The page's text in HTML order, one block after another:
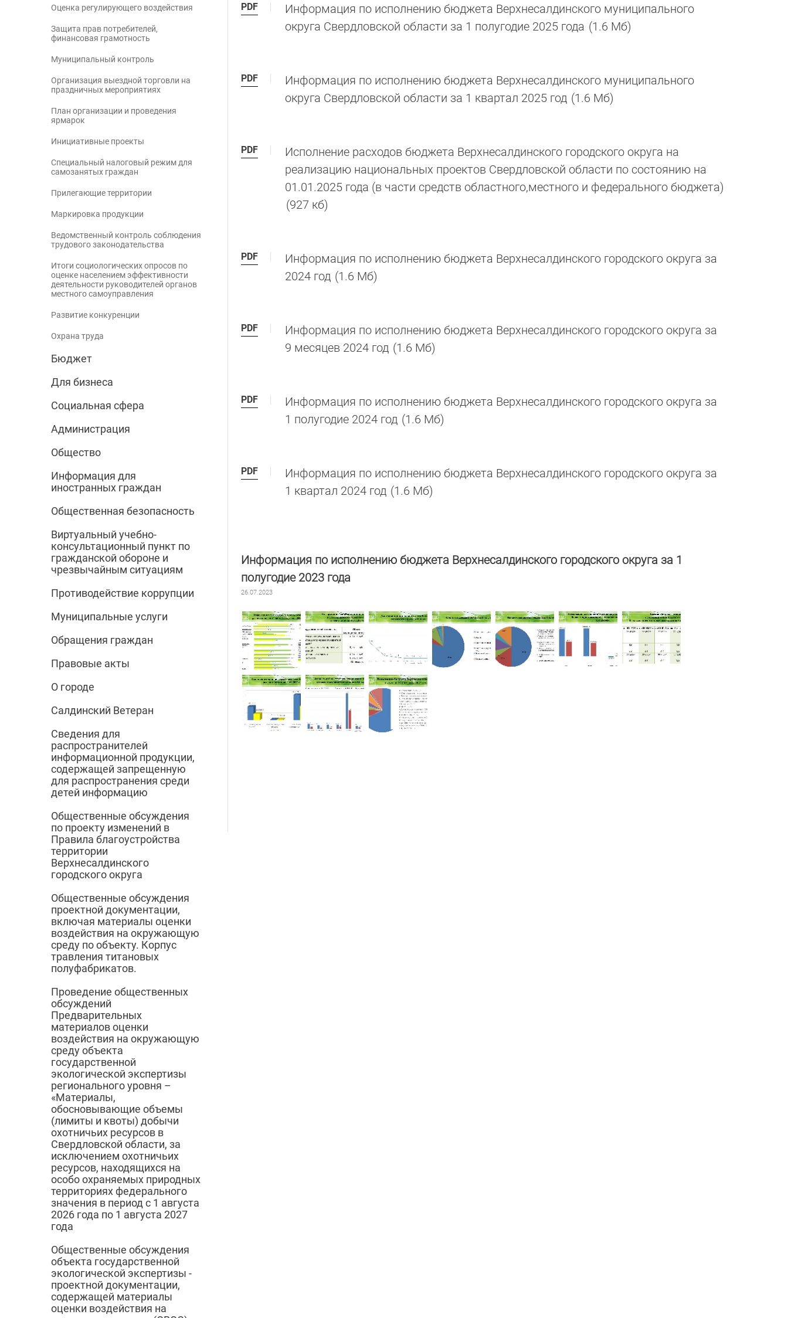
Оценка регулирующего воздействия
Защита прав потребителей,
финансовая грамотность
Муниципальный контроль
Организация выездной торговли на
праздничных мероприятиях
План организации и проведения
ярмарок
Инициативные проекты
Специальный налоговый режим для
самозанятых граждан
Прилегающие территории
Маркировка продукции
Ведомственный контроль соблюдения
трудового законодательства
Итоги социологических опросов по
оценке населением эффективности
деятельности руководителей органов
местного самоуправления
Развитие конкуренции
Охрана труда
Бюджет
Для бизнеса
Социальная сфера
Администрация
Общество
Информация для
иностранных граждан
Общественная безопасность
Виртуальный учебно-
консультационный пункт по
гражданской обороне и
чрезвычайным ситуациям
Противодействие коррупции
Муниципальные услуги
Обращения граждан
Правовые акты
О городе
Салдинский Ветеран
Сведения для
распространителей
информационной продукции,
содержащей запрещенную
для распространения среди
детей информацию
Общественные обсуждения
по проекту изменений в
Правила благоустройства
территории
Верхнесалдинского
городского округа
Общественные обсуждения
проектной документации,
включая материалы оценки
воздействия на окружающую
среду по объекту. Корпус
травления титановых
полуфабрикатов.
Проведение общественных
обсуждений
Предварительных
материалов оценки
воздействия на окружающую
среду объекта
государственной
экологической экспертизы
регионального уровня –
«Материалы,
обосновывающие объемы
(лимиты и квоты) добычи
охотничьих ресурсов в
Свердловской области, за
исключением охотничьих
ресурсов, находящихся на
особо охраняемых природных
территориях федерального
значения в период с 1 августа
2026 года по 1 августа 2027
года
Общественные обсуждения
объекта государственной
экологической экспертизы -
проектной документации,
содержащей материалы
оценки воздействия на
PDF
Информация по исполнению бюджета Верхнесалдинского муниципального
округа Свердловской области за 1 полугодие 2025 года (1.6 Мб)
PDF
Информация по исполнению бюджета Верхнесалдинского муниципального
округа Свердловской области за 1 квартал 2025 год (1.6 Мб)
PDF
Исполнение расходов бюджета Верхнесалдинского городского округа на
реализацию национальных проектов Свердловской области по состоянию на
01.01.2025 года (в части средств областного,местного и федерального бюджета)
(927 кб)
PDF
Информация по исполнению бюджета Верхнесалдинского городского округа за
2024 год (1.6 Мб)
PDF
Информация по исполнению бюджета Верхнесалдинского городского округа за
9 месяцев 2024 год (1.6 Мб)
PDF
Информация по исполнению бюджета Верхнесалдинского городского округа за
1 полугодие 2024 год (1.6 Мб)
PDF
Информация по исполнению бюджета Верхнесалдинского городского округа за
1 квартал 2024 год (1.6 Мб)
Информация по исполнению бюджета Верхнесалдинского городского округа за 1
полугодие 2023 года
26.07.2023